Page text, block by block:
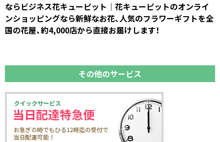
ならビジネス花キューピット｜花キューピットのオンライ
ンショッピングなら新鮮なお花、人気のフラワーギフトを全
国の花屋、約4,000店から直接お届けします！
その他のサービス